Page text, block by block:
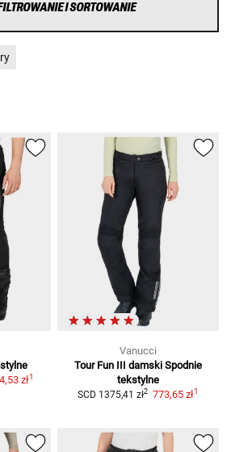
I SORTOWANIE
zł1
Vanucci
Tour Fun III damski Spodnie
tekstylne
SCD 1375,41 zł2 773,65 zł1